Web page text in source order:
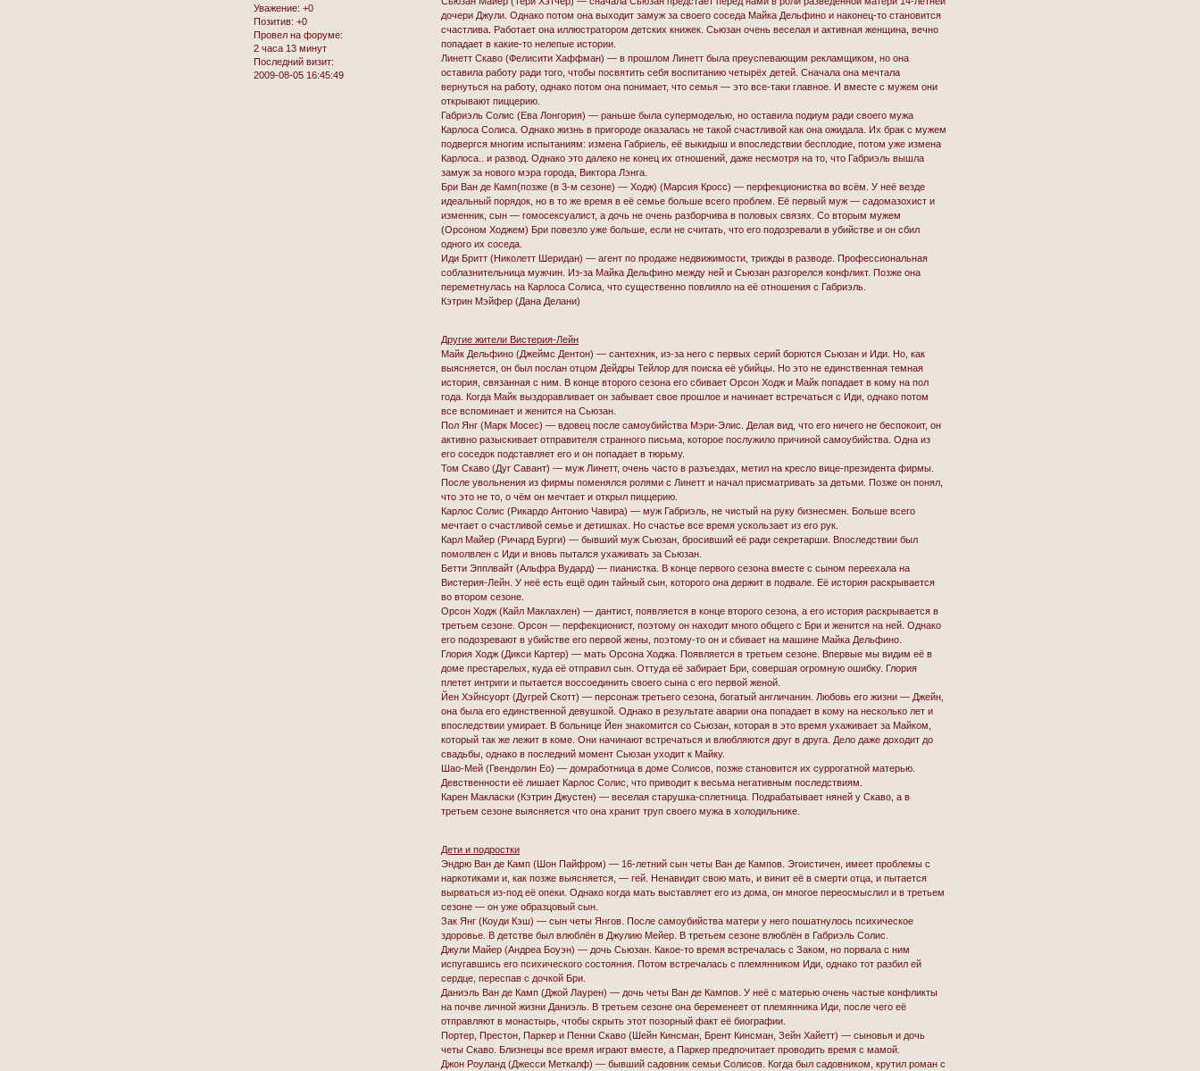
Уважение: +0
Позитив: +0
Провел на форуме:
2 часа 13 минут
Последний визит:
2009-08-05 16:45:49
дочери Джули. Однако потом она выходит замуж за своего соседа Майка Дельфино и наконец-то становится
счастлива. Работает она иллюстратором детских книжек. Сьюзан очень веселая и активная женщина, вечно
попадает в какие-то нелепые истории.
Линетт Скаво (Фелисити Хаффман) — в прошлом Линетт была преуспевающим рекламщиком, но она
оставила работу ради того, чтобы посвятить себя воспитанию четырёх детей. Сначала она мечтала
вернуться на работу, однако потом она понимает, что семья — это все-таки главное. И вместе с мужем они
открывают пиццерию.
Габриэль Солис (Ева Лонгория) — раньше была супермоделью, но оставила подиум ради своего мужа
Карлоса Солиса. Однако жизнь в пригороде оказалась не такой счастливой как она ожидала. Их брак с мужем
подвергся многим испытаниям: измена Габриель, её выкидыш и впоследствии бесплодие, потом уже измена
Карлоса.. и развод. Однако это далеко не конец их отношений, даже несмотря на то, что Габриэль вышла
замуж за нового мэра города, Виктора Лэнга.
Бри Ван де Камп(позже (в 3-м сезоне) — Ходж) (Марсия Кросс) — перфекционистка во всём. У неё везде
идеальный порядок, но в то же время в её семье больше всего проблем. Её первый муж — садомазохист и
изменник, сын — гомосексуалист, а дочь не очень разборчива в половых связях. Со вторым мужем
(Орсоном Ходжем) Бри повезло уже больше, если не считать, что его подозревали в убийстве и он сбил
одного их соседа.
Иди Бритт (Николетт Шеридан) — агент по продаже недвижимости, трижды в разводе. Профессиональная
соблазнительница мужчин. Из-за Майка Дельфино между ней и Сьюзан разгорелся конфликт. Позже она
переметнулась на Карлоса Солиса, что существенно повлияло на её отношения с Габриэль.
Кэтрин Мэйфер (Дана Делани)
Другие жители Вистерия-Лейн
Майк Дельфино (Джеймс Дентон) — сантехник, из-за него с первых серий борются Сьюзан и Иди. Но, как
выясняется, он был послан отцом Дейдры Тейлор для поиска её убийцы. Но это не единственная темная
история, связанная с ним. В конце второго сезона его сбивает Орсон Ходж и Майк попадает в кому на пол
года. Когда Майк выздоравливает он забывает свое прошлое и начинает встречаться с Иди, однако потом
все вспоминает и женится на Сьюзан.
Пол Янг (Марк Мосес) — вдовец после самоубийства Мэри-Элис. Делая вид, что его ничего не беспокоит, он
активно разыскивает отправителя странного письма, которое послужило причиной самоубийства. Одна из
его соседок подставляет его и он попадает в тюрьму.
Том Скаво (Дуг Савант) — муж Линетт, очень часто в разъездах, метил на кресло вице-президента фирмы.
После увольнения из фирмы поменялся ролями с Линетт и начал присматривать за детьми. Позже он понял,
что это не то, о чём он мечтает и открыл пиццерию.
Карлос Солис (Рикардо Антонио Чавира) — муж Габриэль, не чистый на руку бизнесмен. Больше всего
мечтает о счастливой семье и детишках. Но счастье все время ускользает из его рук.
Карл Майер (Ричард Бурги) — бывший муж Сьюзан, бросивший её ради секретарши. Впоследствии был
помолвлен с Иди и вновь пытался ухаживать за Сьюзан.
Бетти Эпплвайт (Альфра Вудард) — пианистка. В конце первого сезона вместе с сыном переехала на
Вистерия-Лейн. У неё есть ещё один тайный сын, которого она держит в подвале. Её история раскрывается
во втором сезоне.
Орсон Ходж (Кайл Маклахлен) — дантист, появляется в конце второго сезона, а его история раскрывается в
третьем сезоне. Орсон — перфекционист, поэтому он находит много общего с Бри и женится на ней. Однако
его подозревают в убийстве его первой жены, поэтому-то он и сбивает на машине Майка Дельфино.
Глория Ходж (Дикси Картер) — мать Орсона Ходжа. Появляется в третьем сезоне. Впервые мы видим её в
доме престарелых, куда её отправил сын. Оттуда её забирает Бри, совершая огромную ошибку. Глория
плетет интриги и пытается воссоединить своего сына с его первой женой.
Йен Хэйнсуорт (Дугрей Скотт) — персонаж третьего сезона, богатый англичанин. Любовь его жизни — Джейн,
она была его единственной девушкой. Однако в результате аварии она попадает в кому на несколько лет и
впоследствии умирает. В больнице Йен знакомится со Сьюзан, которая в это время ухаживает за Майком,
который так же лежит в коме. Они начинают встречаться и влюбляются друг в друга. Дело даже доходит до
свадьбы, однако в последний момент Сьюзан уходит к Майку.
Шао-Мей (Гвендолин Ео) — домработница в доме Солисов, позже становится их суррогатной матерью.
Девственности её лишает Карлос Солис, что приводит к весьма негативным последствиям.
Карен Макласки (Кэтрин Джустен) — веселая старушка-сплетница. Подрабатывает няней у Скаво, а в
третьем сезоне выясняется что она хранит труп своего мужа в холодильнике.
Дети и подростки
Эндрю Ван де Камп (Шон Пайфром) — 16-летний сын четы Ван де Кампов. Эгоистичен, имеет проблемы с
наркотиками и, как позже выясняется, — гей. Ненавидит свою мать, и винит её в смерти отца, и пытается
вырваться из-под её опеки. Однако когда мать выставляет его из дома, он многое переосмыслил и в третьем
сезоне — он уже образцовый сын.
Зак Янг (Коуди Кэш) — сын четы Янгов. После самоубийства матери у него пошатнулось психическое
здоровье. В детстве был влюблён в Джулию Мейер. В третьем сезоне влюблён в Габриэль Солис.
Джули Майер (Андреа Боуэн) — дочь Сьюзан. Какое-то время встречалась с Заком, но порвала с ним
испугавшись его психического состояния. Потом встречалась с племянником Иди, однако тот разбил ей
сердце, переспав с дочкой Бри.
Даниэль Ван де Камп (Джой Лаурен) — дочь четы Ван де Кампов. У неё с матерью очень частые конфликты
на почве личной жизни Даниэль. В третьем сезоне она беременеет от племянника Иди, после чего её
отправляют в монастырь, чтобы скрыть этот позорный факт её биографии.
Портер, Престон, Паркер и Пенни Скаво (Шейн Кинсман, Брент Кинсман, Зейн Хайетт) — сыновья и дочь
четы Скаво. Близнецы все время играют вместе, а Паркер предпочитает проводить время с мамой.
Джон Роуланд (Джесси Меткалф) — бывший садовник семьи Солисов. Когда был садовником, крутил роман с